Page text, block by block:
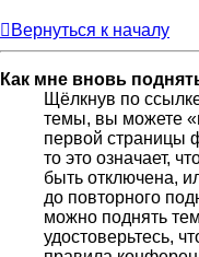
Вернуться к началу
Как мне вновь
Щёлкнув по
темы, вы можете
первой страницы
то это означает,
быть отключена,
до повторного
можно поднять
удостоверьтесь,